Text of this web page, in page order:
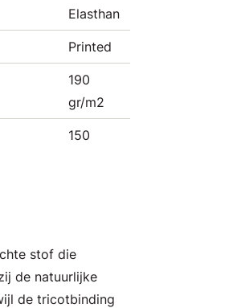
Elasthan
Printed
190
gr/m2
150
stof die
de natuurlijke
de tricotbinding